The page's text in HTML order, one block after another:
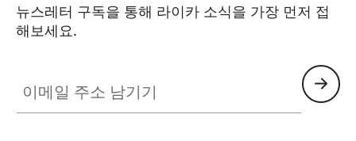
뉴스레터 구독을 통해 라이카 소식을 가장 먼저 접
해보세요.